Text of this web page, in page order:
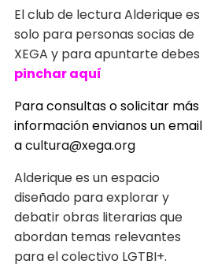
El club de lectura Alderique es
solo para personas socias de
XEGA y para apuntarte debes
pinchar aquí
Para consultas o solicitar más
información envianos un email
acultura@xega.org
Alderique es un espacio
diseñado para explorar y
debatir obras literarias que
abordan temas relevantes
para el colectivo LGTBI+.